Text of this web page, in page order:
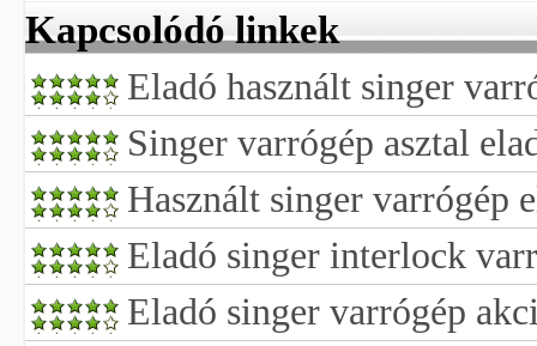
Kapcsolódó linkek
Eladó használt singer
Singer varrógép asztal
Használt singer varrógép
Eladó singer interlock
Eladó singer varrógép